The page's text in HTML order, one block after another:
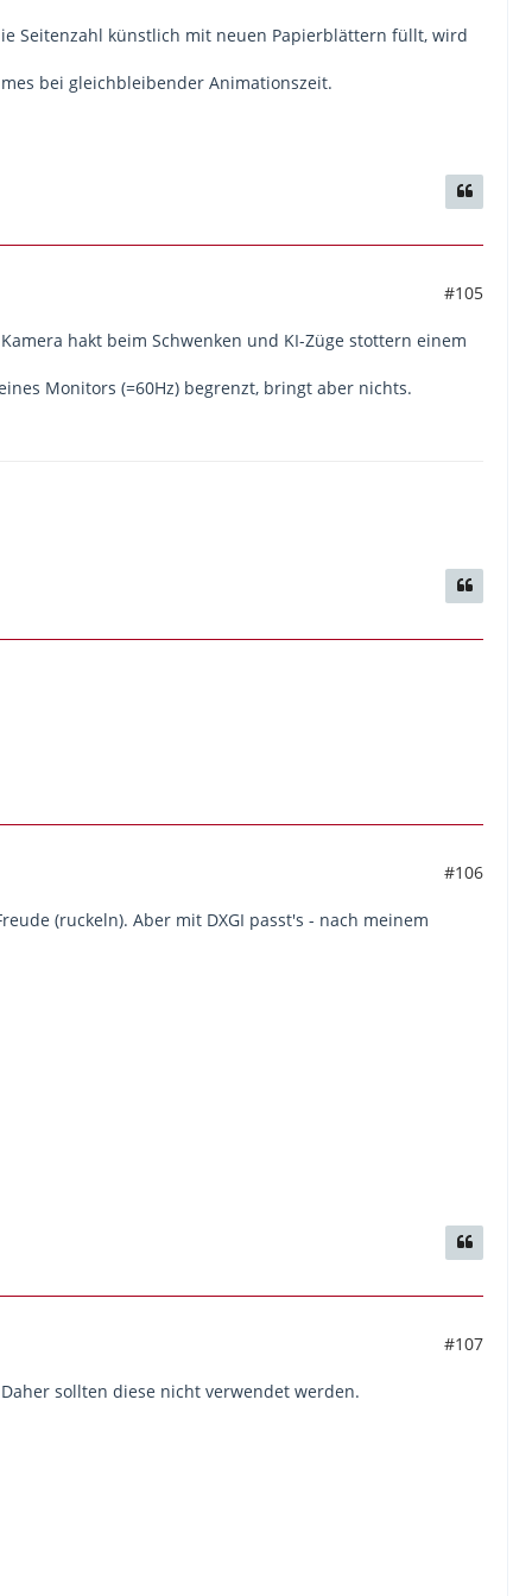
Seitenzahl künstlich mit neuen Papierblättern füllt, wird
bei gleichbleibender Animationszeit.
#105
hakt beim Schwenken und KI-Züge stottern einem
Monitors (=60Hz) begrenzt, bringt aber nichts.
#106
(ruckeln). Aber mit DXGI passt's - nach meinem
#107
sollten diese nicht verwendet werden.